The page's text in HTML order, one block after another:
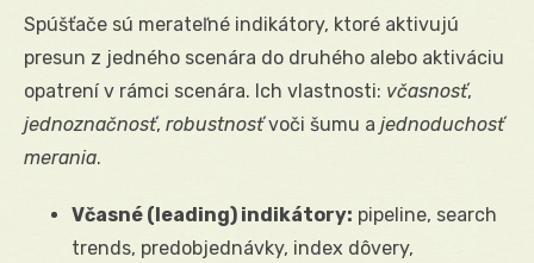
Spúšťače sú merateľné indikátory, ktoré aktivujú
presun z jedného scenára do druhého alebo aktiváciu
opatrení v rámci scenára. Ich vlastnosti: včasnosť,
jednoznačnosť, robustnosťvoči šumu a jednoduchosť
merania.
Včasné (leading) indikátory: pipeline, search
trends, predobjednávky, index dôvery,